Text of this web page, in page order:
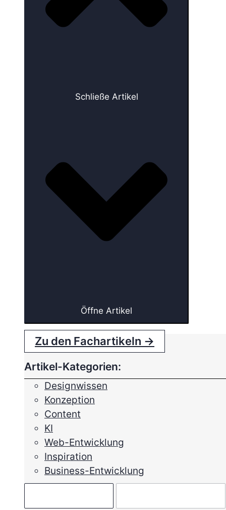
Schließe Artikel
Öffne Artikel
Zu den Fachartikeln →
Artikel-Kategorien:
Designwissen
Konzeption
Content
KI
Web-Entwicklung
Inspiration
Business-Entwicklung